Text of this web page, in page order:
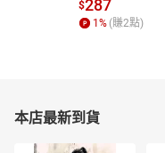
$287
1 % (賺2點)
本店最新到貨